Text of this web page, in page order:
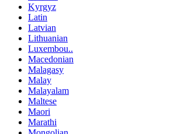
Kyrgyz
Latin
Latvian
Lithuanian
Luxembou..
Macedonian
Malagasy
Malay
Malayalam
Maltese
Maori
Marathi